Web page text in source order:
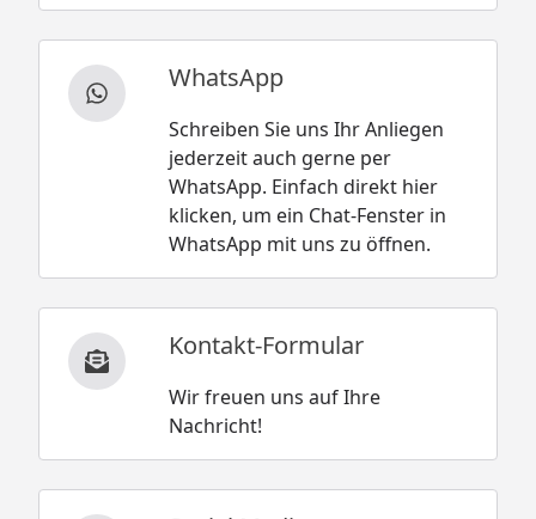
WhatsApp
Schreiben Sie uns Ihr Anliegen
jederzeit auch gerne per
WhatsApp. Einfach direkt hier
klicken, um ein Chat-Fenster in
WhatsApp mit uns zu öffnen.
Kontakt-Formular
Wir freuen uns auf Ihre
Nachricht!